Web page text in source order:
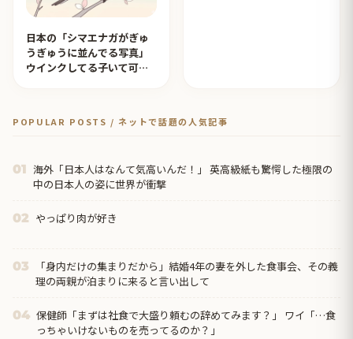
日本の「シマエナガがぎゅ
うぎゅうに並んでる写真」
ウインクしてる子いて可愛
POPULAR POSTS / ネットで話題の人気記事
01 海外「日本人はなんて気高いんだ！」 英高級紙も驚愕した極限の
中の日本人の姿に世界が衝撃
02 やっぱり肉が好き
03
「身内だけの集まりだから」結婚4年の妻を外した食事会、その義
理の両親が泊まりに来ると言い出して
04 保健師「まずは社食で大盛り頼むの辞めてみます？」 ワイ「…食
っちゃいけないものを売ってるのか？」